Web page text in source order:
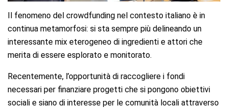
Il fenomeno del crowdfunding nel contesto italiano è in
continua metamorfosi: si sta sempre più delineando un
interessante mix eterogeneo di ingredienti e attori che
merita di essere esplorato e monitorato.
Recentemente, l’opportunità di raccogliere i fondi
necessari per finanziare progetti che si pongono obiettivi
sociali e siano di interesse per le comunità locali attraverso